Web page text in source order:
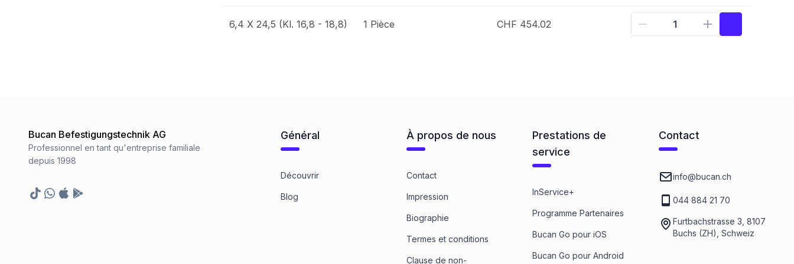
6,4 X 24,5 (Kl. 16,8 - 18,8) 1 Pièce CHF 454.02
Bucan Befestigungstechnik AG
Professionnel en tant qu'entreprise familiale
depuis 1998
TikTokWhatsapp
Appstore
Google Play Store
Général
Découvrir
Blog
À propos de nous
Contact
Impression
Biographie
Termes et conditions
Clause de non-
Prestations de
service
InService+
Programme Partenaires
Bucan Go pour iOS
Bucan Go pour Android
Contact
info@bucan.ch
044 884 21 70
Furtbachstrasse 3, 8107
Buchs (ZH), Schweiz